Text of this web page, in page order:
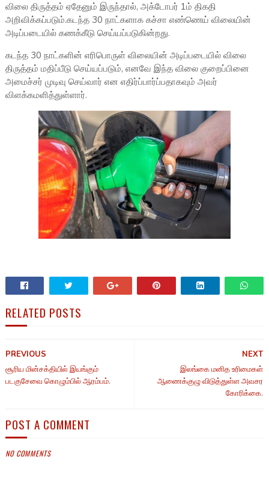
விலை திருத்தம் ஏதேனும் இருந்தால், அக்டோபர் 1ம் திகதி
அறிவிக்கப்படும்.கடந்த 30 நாட்களாக கச்சா எண்ணெய் விலையின்
அடிப்படையில் கணக்கீடு செய்யப்படுகின்றது.
கடந்த 30 நாட்களின் எரிபொருள் விலையின் அடிப்படையில் விலை
திருத்தம் மதிப்பீடு செய்யப்படும், எனவே இந்த விலை குறைப்பினை
அமைச்சர் முடிவு செய்வார் என எதிர்ப்பார்ப்பதாகவும் அவர்
விளக்கமளித்துள்ளார்.
RELATED POSTS
NEXT
இலங்கை மனித உரிமைகள்
ஆணைக்குழு விடுத்துள்ள அவசர
கோரிக்கை.
PREVIOUS
சூரிய மின்சக்தியில் இயங்கும்
படகுசேவை கொழும்பில் ஆரம்பம்.
POST A COMMENT
NO COMMENTS